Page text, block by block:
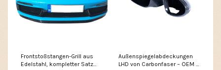
Frontstoßstangen-Grill aus
Edelstahl, kompletter Satz
Außenspiegelabdeckungen
LHD von Carbonfaser – OEM /